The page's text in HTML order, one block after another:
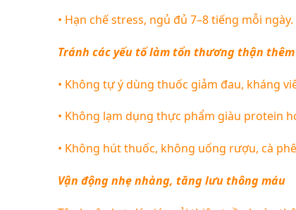
• Hạn chế stress, ngủ đủ 7–8 tiếng mỗi ngày.
Tránh các yếu tố làm tổn thương thận thêm
• Không tự ý dùng thuốc giảm đau, kháng
• Không lạm dụng thực phẩm giàu protein
• Không hút thuốc, không uống rượu, cà
Vận động nhẹ nhàng, tăng lưu thông máu